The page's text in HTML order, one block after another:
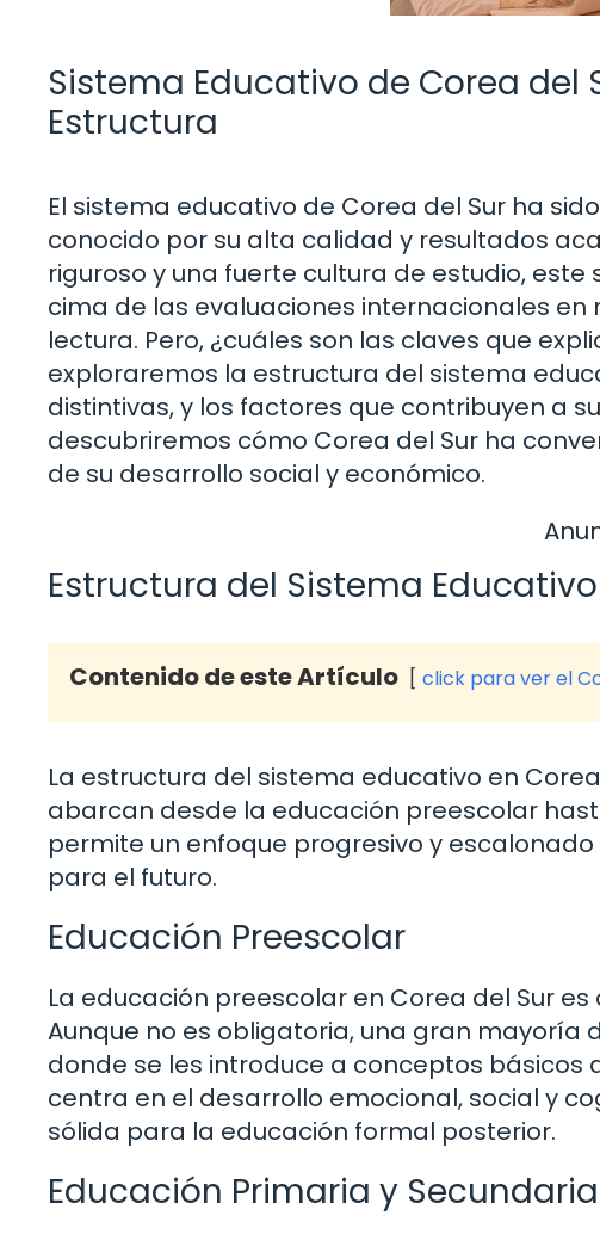
Sistema Educativo de Corea del
Estructura
El sistema educativo de Corea del Sur ha
conocido por su alta calidad y resultados
riguroso y una fuerte cultura de estudio,
cima de las evaluaciones internacionales
lectura. Pero, ¿cuáles son las claves que
exploraremos la estructura del sistema
distintivas, y los factores que contribuyen a
descubriremos cómo Corea del Sur ha
de su desarrollo social y económico.
Estructura del Sistema Educativo
Contenido de este Artículo click para ver el
La estructura del sistema educativo en
abarcan desde la educación preescolar
permite un enfoque progresivo y
para el futuro.
Educación Preescolar
La educación preescolar en Corea del Sur
Aunque no es obligatoria, una gran mayoría
donde se les introduce a conceptos básicos
centra en el desarrollo emocional, social y
sólida para la educación formal posterior.
Educación Primaria y Secundaria